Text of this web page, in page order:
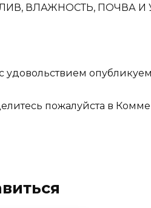
ВЛАЖНОСТЬ, ПОЧВА И
удовольствием
пожалуйста в